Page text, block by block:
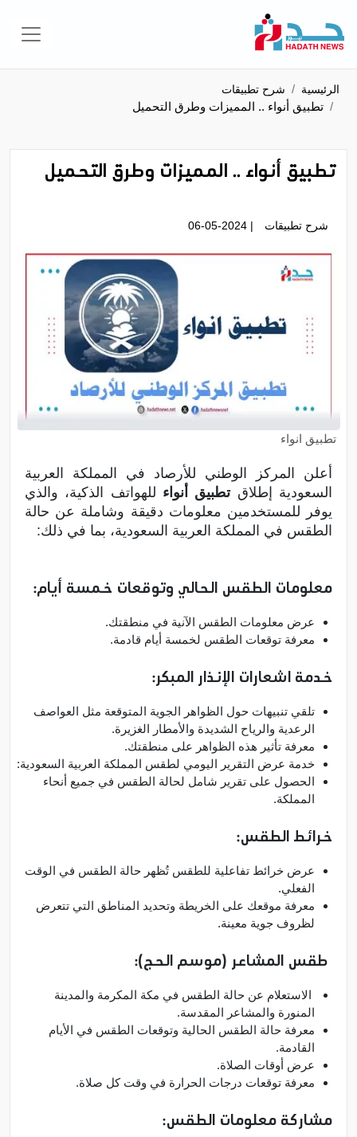
الرئيسية شرح تطبيقات
تطبيق أنواء .. المميزات وطرق التحميل
تطبيق أنواء .. المميزات وطرق التحميل
شرح تطبيقات | 06-05-2024
تطبيق انواء
أعلن المركز الوطني للأرصاد في المملكة العربية
السعودية إطلاقتطبيق أنواء للهواتف الذكية، والذي
يوفر للمستخدمين معلومات دقيقة وشاملة عن حالة
الطقس في المملكة العربية السعودية، بما في ذلك:
معلومات الطقس الحالي وتوقعات خمسة أيام:
عرض معلومات الطقس الآنية في منطقتك.
معرفة توقعات الطقس لخمسة أيام قادمة.
خدمة اشعارات الإنذار المبكر:
تلقي تنبيهات حول الظواهر الجوية المتوقعة مثل العواصف
الرعدية والرياح الشديدة والأمطار الغزيرة.
معرفة تأثير هذه الظواهر على منطقتك.
خدمة عرض التقرير اليومي لطقس المملكة العربية السعودية:
الحصول على تقرير شامل لحالة الطقس في جميع أنحاء
المملكة.
خرائط الطقس:
عرض خرائط تفاعلية للطقس تُظهر حالة الطقس في الوقت
الفعلي.
معرفة موقعك على الخريطة وتحديد المناطق التي تتعرض
لظروف جوية معينة.
طقس المشاعر (موسم الحج):
الاستعلام عن حالة الطقس في مكة المكرمة والمدينة
المنورة والمشاعر المقدسة.
معرفة حالة الطقس الحالية وتوقعات الطقس في الأيام
القادمة.
عرض أوقات الصلاة.
معرفة توقعات درجات الحرارة في وقت كل صلاة.
مشاركة معلومات الطقس: